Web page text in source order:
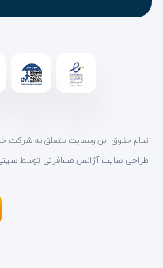
تمام حقوق این وبسایت متعلق به شرکت
طراحی سایت آژانس مسافرتی توسط